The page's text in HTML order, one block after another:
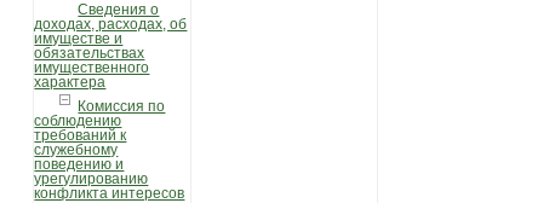
Сведения о
доходах, расходах, об
имуществе и
обязательствах
имущественного
характера
Комиссия по
соблюдению
требований к
служебному
поведению и
урегулированию
конфликта интересов